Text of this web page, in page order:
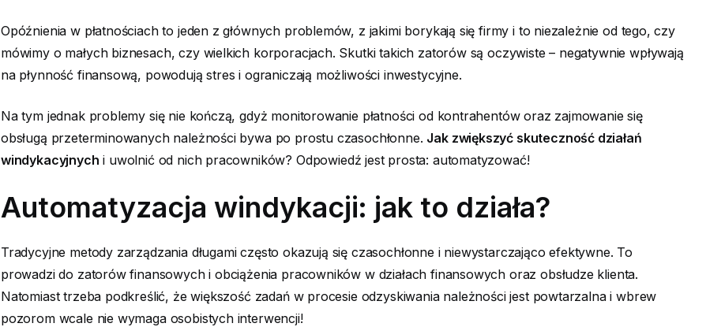
Opóźnienia w płatnościach to jeden z głównych problemów, z jakimi borykają się firmy i to niezależnie od tego, czy
mówimy o małych biznesach, czy wielkich korporacjach. Skutki takich zatorów są oczywiste – negatywnie wpływają
na płynność finansową, powodują stres i ograniczają możliwości inwestycyjne.
Na tym jednak problemy się nie kończą, gdyż monitorowanie płatności od kontrahentów oraz zajmowanie się
obsługą przeterminowanych należności bywa po prostu czasochłonne. Jak zwiększyć skuteczność działań
windykacyjnych i uwolnić od nich pracowników? Odpowiedź jest prosta: automatyzować!
Automatyzacja windykacji: jak to działa?
Tradycyjne metody zarządzania długami często okazują się czasochłonne i niewystarczająco efektywne. To
prowadzi do zatorów finansowych i obciążenia pracowników w działach finansowych oraz obsłudze klienta.
Natomiast trzeba podkreślić, że większość zadań w procesie odzyskiwania należności jest powtarzalna i wbrew
pozorom wcale nie wymaga osobistych interwencji!